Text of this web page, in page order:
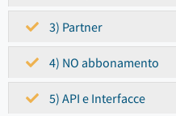
3) Partner
4) NO abbonamento
5) API e Interfacce